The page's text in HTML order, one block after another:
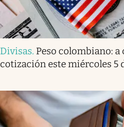
Divisas. Peso colombiano:
cotización este miércoles 5